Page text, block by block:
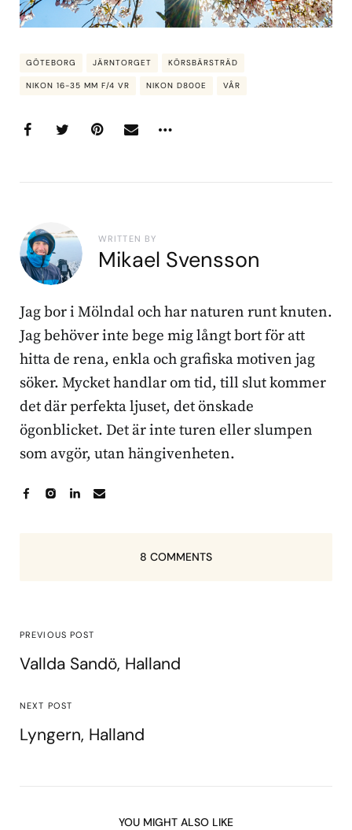
GÖTEBORG JÄRNTORGET KÖRSBÄRSTRÄD
NIKON 16-35 MM F/4 VR NIKON D800E VÅR
WRITTEN BY
Mikael Svensson
Jag bor i Mölndal och har naturen runt knuten.
Jag behöver inte bege mig långt bort för att
hitta de rena, enkla och grafiska motiven jag
söker. Mycket handlar om tid, till slut kommer
det där perfekta ljuset, det önskade
ögonblicket. Det är inte turen eller slumpen
som avgör, utan hängivenheten.
8 COMMENTS
PREVIOUS POST
Vallda Sandö, Halland
NEXT POST
Lyngern, Halland
YOU MIGHT ALSO LIKE